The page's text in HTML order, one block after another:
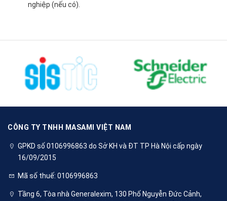
nghiệp (nếu có).
CÔNG TY TNHH MASAMI VIỆT NAM
GPKD số 0106996863 do Sở KH và ĐT TP Hà Nội cấp ngày
16/09/2015
Mã số thuế: 0106996863
Tầng 6, Tòa nhà Generalexim, 130 Phố Nguyễn Đức Cảnh,